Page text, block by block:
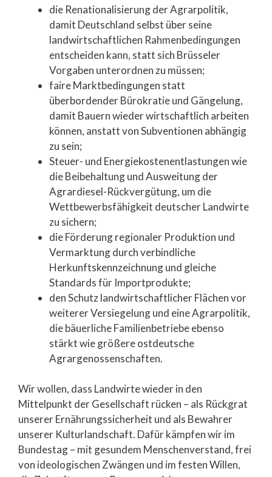
die Renationalisierung der Agrarpolitik,
damit Deutschland selbst über seine
landwirtschaftlichen Rahmenbedingungen
entscheiden kann, statt sich Brüsseler
Vorgaben unterordnen zu müssen;
faire Marktbedingungen statt
überbordender Bürokratie und Gängelung,
damit Bauern wieder wirtschaftlich arbeiten
können, anstatt von Subventionen abhängig
zu sein;
Steuer- und Energiekostenentlastungen wie
die Beibehaltung und Ausweitung der
Agrardiesel-Rückvergütung, um die
Wettbewerbsfähigkeit deutscher Landwirte
zu sichern;
die Förderung regionaler Produktion und
Vermarktung durch verbindliche
Herkunftskennzeichnung und gleiche
Standards für Importprodukte;
den Schutz landwirtschaftlicher Flächen vor
weiterer Versiegelung und eine Agrarpolitik,
die bäuerliche Familienbetriebe ebenso
stärkt wie größere ostdeutsche
Agrargenossenschaften.
Wir wollen, dass Landwirte wieder in den
Mittelpunkt der Gesellschaft rücken – als Rückgrat
unserer Ernährungssicherheit und als Bewahrer
unserer Kulturlandschaft. Dafür kämpfen wir im
Bundestag – mit gesundem Menschenverstand, frei
von ideologischen Zwängen und im festen Willen,